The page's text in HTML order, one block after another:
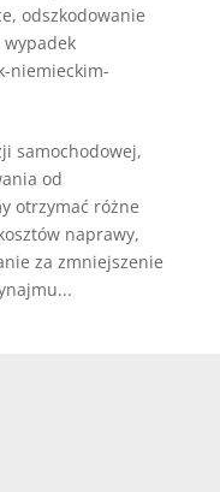
, odszkodowanie
wypadek
niemieckim-
samochodowej,
od
otrzymać różne
naprawy,
za zmniejszenie